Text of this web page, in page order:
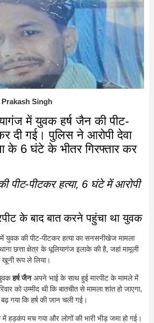
Singh
में युवक हर्ष जैन की पीट-
दी गई। पुलिस ने आरोपी देवा
के 6 घंटे के भीतर गिरफ्तार कर
पीट-पीटकर हत्या, 6 घंटे में आरोपी
के बाद बात करने पहुंचा था युवक
युवक की पीट-पीटकर हत्या का सनसनीखेज मामला
छत्ता क्षेत्र के धूलियागंज इलाके की है, जहां मामूली
खूनी रूप ले लिया।
हर्ष जैनअपने भाई के साथ हुई मारपीट के मामले में
को उम्मीद थी कि बातचीत से मामला शांत हो जाएगा,
गया कि हर्ष की जान चली गई।
हड़कंप मच गया और लोगों की भारी भीड़ जमा हो गई।